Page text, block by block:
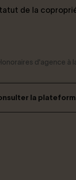
de la
d'agence
la